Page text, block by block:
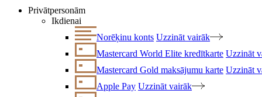
Privātpersonām
Ikdienai
Norēķinu konts Uzzināt vairāk
Mastercard World Elite kredītkarte Uzzināt
Mastercard Gold maksājumu karte Uzzināt
Apple Pay Uzzināt vairāk